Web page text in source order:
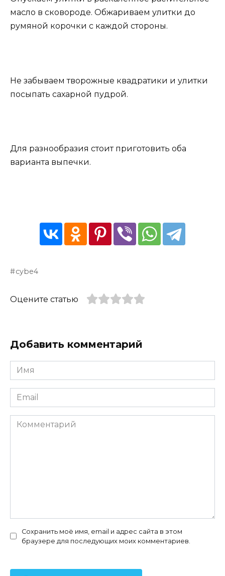
масло в сковороде. Обжариваем улитки до
румяной корочки с каждой стороны.
Не забываем творожные квадратики и улитки
посыпать сахарной пудрой.
Для разнообразия стоит приготовить оба
варианта выпечки.
cybe4
Оцените статью
Добавить комментарий
Имя
*
Email
*
Комментарий
Сохранить моё имя, email и адрес сайта в этом
браузере для последующих моих комментариев.